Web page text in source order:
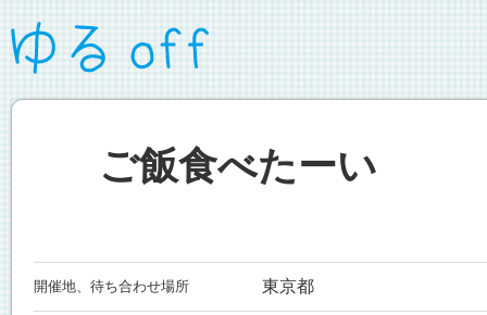
ご飯食べたーい
開催地、待ち合わせ場所 東京都